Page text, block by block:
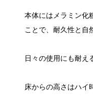
本体にはメラミン化
ことで、耐久性と自
日々の使用にも耐え
床からの高さはハイ